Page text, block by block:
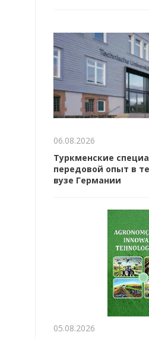
06.08.2026
Туркменские
передовой опыт в
вузе Германии
05.08.2026